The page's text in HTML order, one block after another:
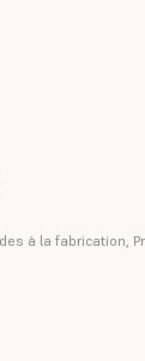
à la fabrication,